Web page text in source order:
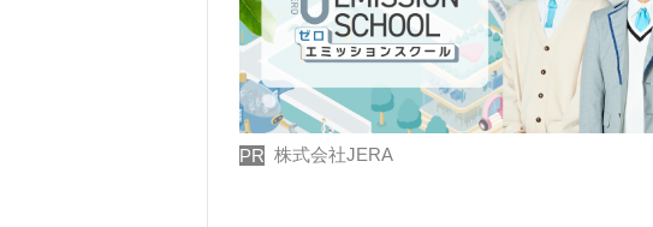
PR 株式会社JERA